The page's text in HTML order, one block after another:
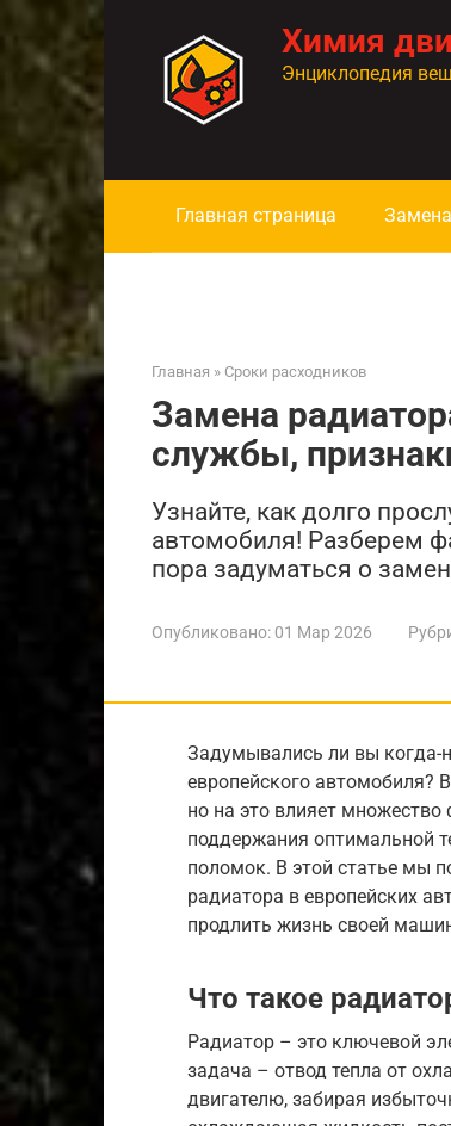
контенту
Химия
Энциклопедия
Главная страница
Главная » Сроки расходников
Замена
службы,
Узнайте, как долго
автомобиля! Разберем
пора задуматься о
Опубликовано: 01 Мар 2026
Задумывались ли вы когда-
европейского автомобиля?
но на это влияет
поддержания оптимальной
поломок. В этой статье мы
радиатора в европейских
продлить жизнь своей
Что такое
Радиатор – это ключевой
задача – отвод тепла от
двигателю, забирая